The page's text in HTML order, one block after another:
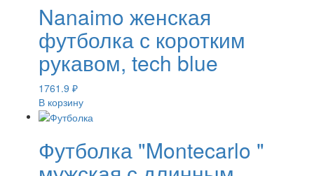
Nanaimo женская
футболка с коротким
рукавом, tech blue
1761.9 ₽
В корзину
Футболка "Montecarlo "